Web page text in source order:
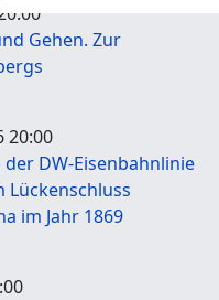
Gehen. Zur
20:00
DW-Eisenbahnlinie
Lückenschluss
im Jahr 1869